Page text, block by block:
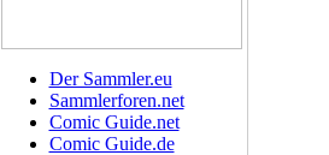
Der Sammler.eu
Sammlerforen.net
Comic Guide.net
Comic Guide.de